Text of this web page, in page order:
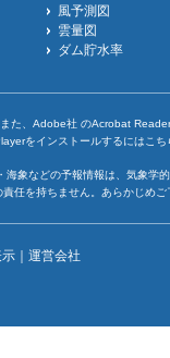
風予測図
雲量図
ダム貯水率
た、Adobe社 のAcrobat
をインストールするには こち
象などの予報情報は、気象
任を持ちません。あらかじめ
示 運営会社